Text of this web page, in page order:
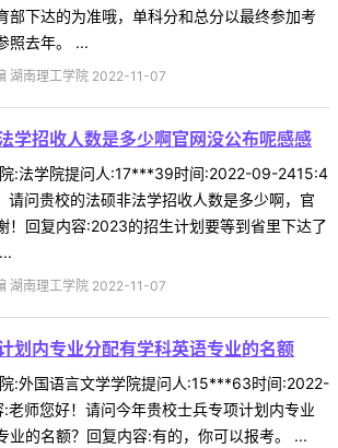
部下达的为准哦，单科分和总分以最终参加考
照去年。 ...
湖南理工学院 2022-11-07
学招收人数是多少啊官网没公布呢感感
:法学院提问人:17***39时间:2022-09-2415:4
请问贵校的法硕非法学招收人数是多少啊，官
！回复内容:2023的招生计划要等到省里下达了
湖南理工学院 2022-11-07
划内专业分配有学科英语专业的名额
:外国语言文学学院提问人:15***63时间:2022-
师您好！请问今年贵校士兵专项计划内专业
业的名额？回复内容:有的，你可以报考。 ...